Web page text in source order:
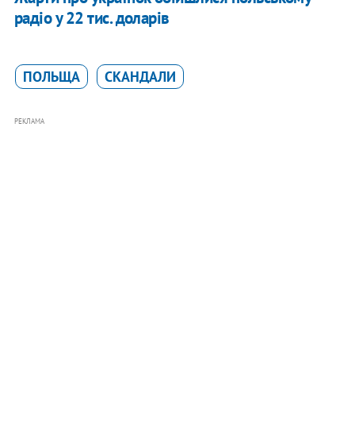
радіо у 22 тис. доларів
ПОЛЬЩА СКАНДАЛИ
РЕКЛАМА